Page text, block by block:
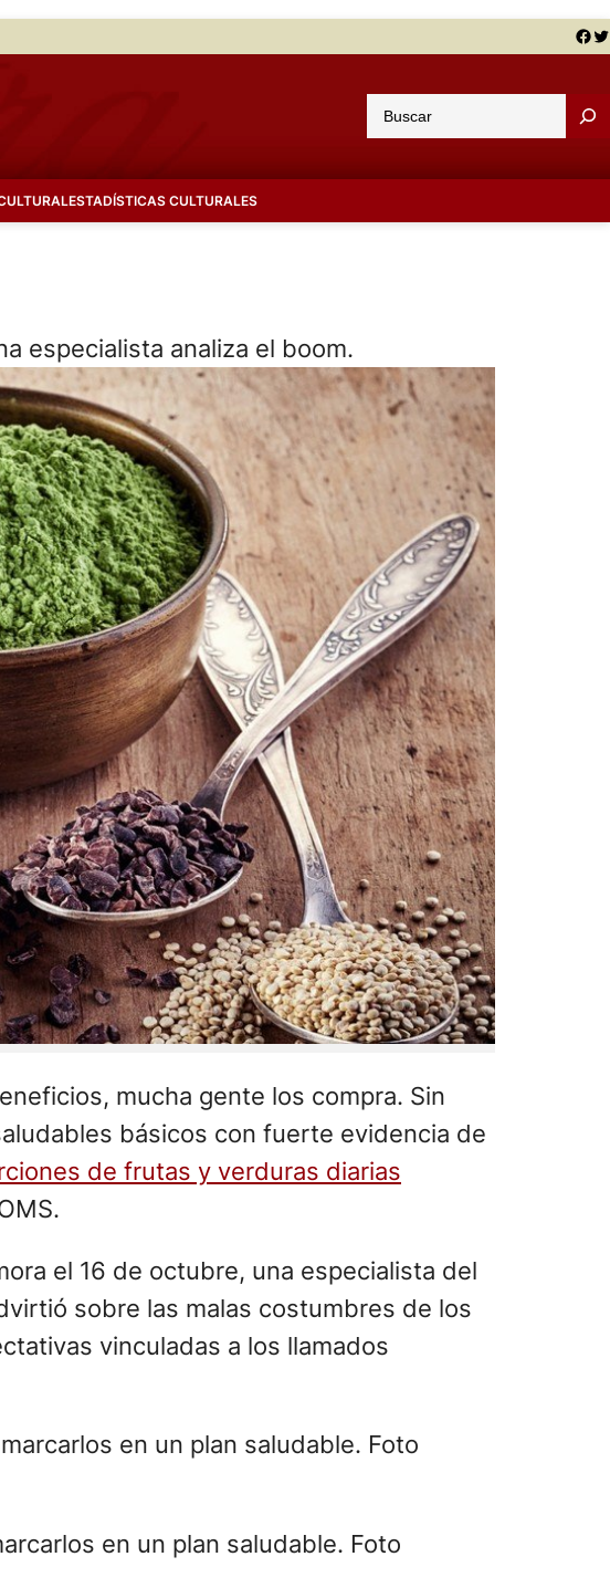
Facebook Twitter
u
a
ESTADÍSTICAS CULTURALES
especialista analiza el boom.
mucha gente los compra. Sin
básicos con fuerte evidencia de
de frutas y verduras diarias
el 16 de octubre, una especialista del
sobre las malas costumbres de los
vinculadas a los llamados
en un plan saludable. Foto